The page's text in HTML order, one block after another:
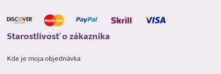
Starostlivosť o zákaznika
Kde je moja objednávka